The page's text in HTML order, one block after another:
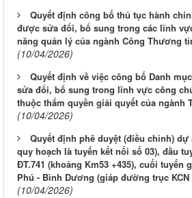
Quyết định công bố thủ tục hành
được sửa đổi, bổ sung trong các lĩnh
năng quản lý của ngành Công Thương
(10/04/2026)
Quyết định về việc công bố Danh
sửa đổi, bổ sung trong lĩnh vực công
thuộc thẩm quyền giải quyết của ngành
(10/04/2026)
Quyết định phê duyệt (điều chỉnh) dự
quy hoạch là tuyến kết nối số 03), đầu
ĐT.741 (khoảng Km53 +435), cuối
Phú - Bình Dương (giáp đường trục KCN
(10/04/2026)